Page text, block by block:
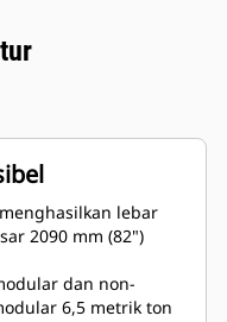
lebar
2090 mm (82")
dan non-
6,5 metrik ton